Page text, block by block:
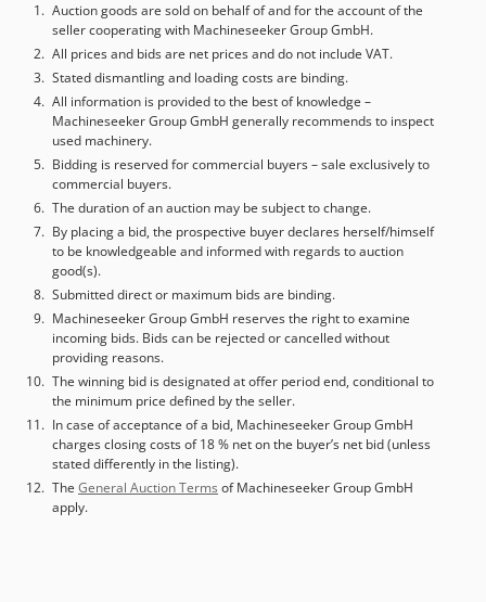
Auction goods are sold on behalf of and for the account of the
seller cooperating with Machineseeker Group GmbH.
All prices and bids are net prices and do not include VAT.
Stated dismantling and loading costs are binding.
All information is provided to the best of knowledge –
Machineseeker Group GmbH generally recommends to inspect
used machinery.
Bidding is reserved for commercial buyers – sale exclusively to
commercial buyers.
The duration of an auction may be subject to change.
By placing a bid, the prospective buyer declares herself/himself
to be knowledgeable and informed with regards to auction
good(s).
Submitted direct or maximum bids are binding.
Machineseeker Group GmbH reserves the right to examine
incoming bids. Bids can be rejected or cancelled without
providing reasons.
The winning bid is designated at offer period end, conditional to
the minimum price defined by the seller.
In case of acceptance of a bid, Machineseeker Group GmbH
charges closing costs of 18 % net on the buyer’s net bid (unless
stated differently in the listing).
The General Auction Terms of Machineseeker Group GmbH
apply.